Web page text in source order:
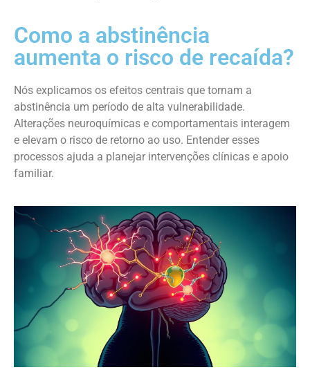
Como a abstinência
aumenta o risco de recaída?
Nós explicamos os efeitos centrais que tornam a
abstinência um período de alta vulnerabilidade.
Alterações neuroquímicas e comportamentais interagem
e elevam o risco de retorno ao uso. Entender esses
processos ajuda a planejar intervenções clínicas e apoio
familiar.